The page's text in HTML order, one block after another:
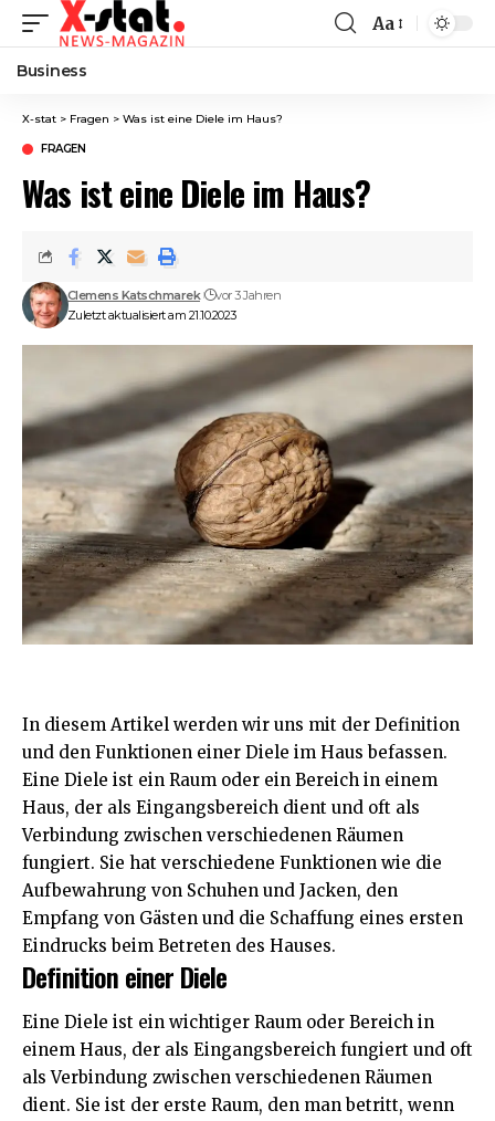
Font
Aa
Business
X-stat > Fragen > Was ist eine Diele im Haus?
FRAGEN
Was ist eine Diele im Haus?
Zuletzt aktualisiert am 21.10.2023
Clemens Katschmarek vor 3 Jahren
In diesem Artikel werden wir uns mit der Definition
und den Funktionen einer Diele im Haus befassen.
Eine Diele ist ein Raum oder ein Bereich in einem
Haus, der als Eingangsbereich dient und oft als
Verbindung zwischen verschiedenen Räumen
fungiert. Sie hat verschiedene Funktionen wie die
Aufbewahrung von Schuhen und Jacken, den
Empfang von Gästen und die Schaffung eines ersten
Eindrucks beim Betreten des Hauses.
Definition einer Diele
Eine Diele ist ein wichtiger Raum oder Bereich in
einem Haus, der als Eingangsbereich fungiert und oft
als Verbindung zwischen verschiedenen Räumen
dient. Sie ist der erste Raum, den man betritt, wenn